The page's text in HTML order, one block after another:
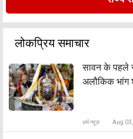
लोकप्रिय समाचार
सावन के पहले
अलौकिक भांग
धर्म न्यूज़ Aug